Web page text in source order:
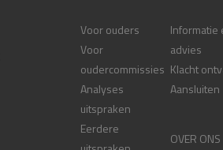
Voor ouders
Voor
oudercommissies
Analyses
uitspraken
Eerdere
Informatie
advies
Klacht
Aansluiten
OVER ONS